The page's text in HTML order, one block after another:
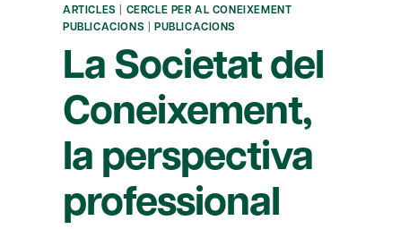
ARTICLES | CERCLE PER AL CONEIXEMENT
PUBLICACIONS | PUBLICACIONS
La Societat del
Coneixement,
la perspectiva
professional